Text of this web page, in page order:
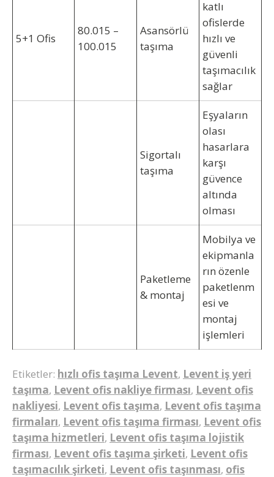
5+1 Ofis
80.015 –
100.015
Asansörlü
taşıma
katlı
ofislerde
hızlı ve
güvenli
taşımacılık
sağlar
Sigortalı
taşıma
Eşyaların
olası
hasarlara
karşı
güvence
altında
olması
Paketleme
& montaj
Mobilya ve
ekipmanla
rın özenle
paketlenm
esi ve
montaj
işlemleri
Etiketler: hızlı ofis taşıma Levent, Levent iş yeri
taşıma, Levent ofis nakliye firması, Levent ofis
nakliyesi, Levent ofis taşıma, Levent ofis taşıma
firmaları, Levent ofis taşıma firması, Levent ofis
taşıma hizmetleri, Levent ofis taşıma lojistik
firması, Levent ofis taşıma şirketi, Levent ofis
taşımacılık şirketi, Levent ofis taşınması, ofis